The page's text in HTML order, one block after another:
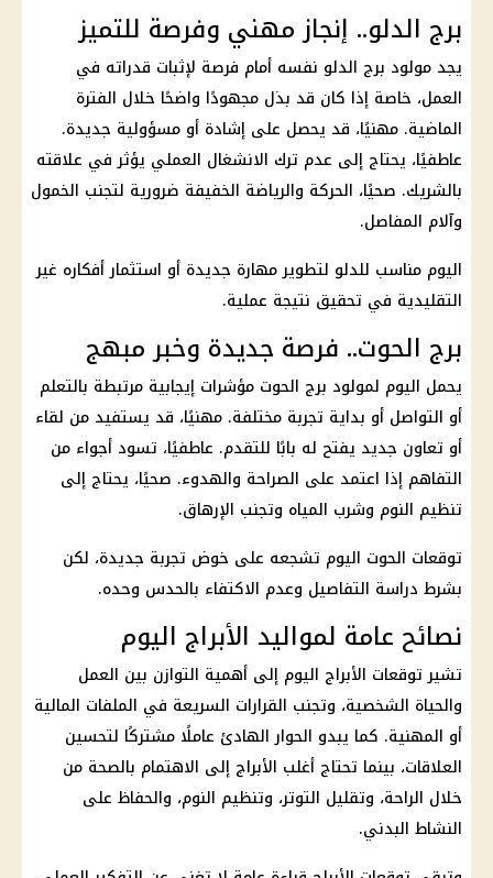
برج الدلو.. إنجاز مهني وفرصة للتميز
يجد مولود برج الدلو نفسه أمام فرصة لإثبات قدراته في
العمل، خاصة إذا كان قد بذل مجهودًا واضحًا خلال الفترة
الماضية. مهنيًا، قد يحصل على إشادة أو مسؤولية جديدة.
عاطفيًا، يحتاج إلى عدم ترك الانشغال العملي يؤثر في علاقته
بالشريك. صحيًا، الحركة والرياضة الخفيفة ضرورية لتجنب الخمول
وآلام المفاصل.
اليوم مناسب للدلو لتطوير مهارة جديدة أو استثمارأفكاره غير
التقليدية في تحقيق نتيجة عملية.
برج الحوت.. فرصة جديدة وخبر مبهج
يحمل اليوم لمولود برج الحوت مؤشرات إيجابية مرتبطة بالتعلم
أو التواصل أو بداية تجربة مختلفة. مهنيًا، قد يستفيد من لقاء
أو تعاون جديد يفتح له بابًا للتقدم. عاطفيًا، تسود أجواء من
التفاهم إذا اعتمد على الصراحة والهدوء. صحيًا، يحتاج إلى
تنظيم النوم وشرب المياه وتجنب الإرهاق.
توقعات الحوت اليوم تشجعه على خوض تجربة جديدة، لكن
بشرط دراسة التفاصيل وعدم الاكتفاء بالحدس وحده.
نصائح عامة لمواليد الأبراج اليوم
تشيرتوقعات الأبراج اليوم إلى أهمية التوازن بين العمل
والحياة الشخصية، وتجنب القرارات السريعة في الملفات المالية
أو المهنية. كما يبدو الحوار الهادئ عاملًا مشتركًا لتحسين
العلاقات، بينما تحتاج أغلب الأبراج إلى الاهتمام بالصحة من
خلال الراحة، وتقليل التوتر، وتنظيم النوم، والحفاظ على
النشاط البدني.